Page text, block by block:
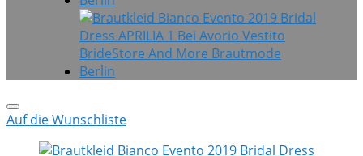
Auf die Wunschliste